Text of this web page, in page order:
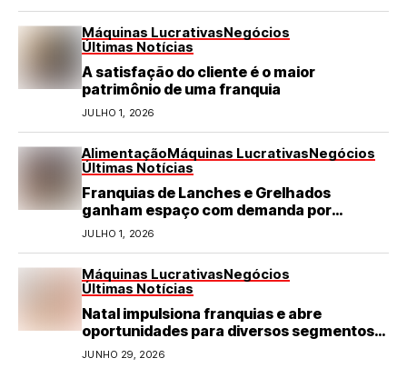
Máquinas LucrativasNegócios
Últimas Notícias
A satisfação do cliente é o maior
patrimônio de uma franquia
JULHO 1, 2026
AlimentaçãoMáquinas LucrativasNegócios
Últimas Notícias
Franquias de Lanches e Grelhados
ganham espaço com demanda por
refeições rápidas e de qualidade
JULHO 1, 2026
Máquinas LucrativasNegócios
Últimas Notícias
Natal impulsiona franquias e abre
oportunidades para diversos segmentos
do varejo
JUNHO 29, 2026